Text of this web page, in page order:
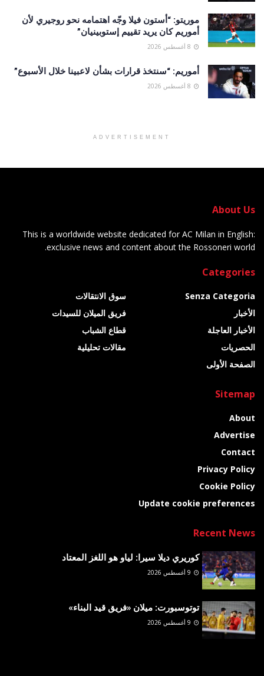
موريتو: “أستون فيلا وجّه اهتمامه نحو روجيري لأن
أموريم كان يريد تقييم إستوبينيان”
أموريم: “سنتخذ قرارات بشأن لاعبينا خلال الأسبوع”
ADVERTISEMENT
About Us
This is a worldwide website dedicated for AC Milan in English:
exclusive news and content about the Rossoneri world.
Categories
Senza Categoria
الأخبار
الأخبار العاجلة
الحصريات
الصفحة الأولى
سوق الانتقالات
فريق الميلان للسيدات
قطاع الشباب
مقالات تحليلية
Sitemap
About
Advertise
Contact
Privacy Policy
Cookie Policy
Update cookie preferences
Recent News
كوريري ديلا سيرا: لياو هو اللغز المعتاد
توتوسبورت: ميلان «فريق قيد البناء»